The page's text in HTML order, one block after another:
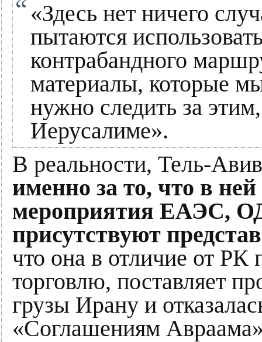
«Здесь нет ничего
пытаются
контрабандного
материалы, которые
нужно следить за
Иерусалиме».
В реальности, Тель-
именно за то, что в
мероприятия ЕАЭС,
присутствуют
что она в отличие от
торговлю, поставляет
грузы Ирану и
«Соглашениям